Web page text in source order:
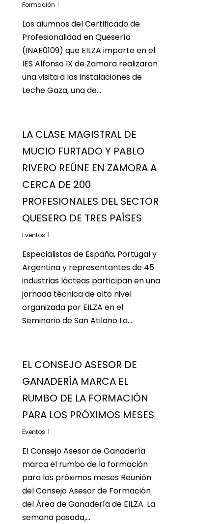
Formación
Los alumnos del Certificado de
Profesionalidad en Quesería
(INAE0109) que EILZA imparte en el
IES Alfonso IX de Zamora realizaron
una visita a las instalaciones de
Leche Gaza, una de…
LA CLASE MAGISTRAL DE
MUCIO FURTADO Y PABLO
RIVERO REÚNE EN ZAMORA A
CERCA DE 200
PROFESIONALES DEL SECTOR
QUESERO DE TRES PAÍSES
Eventos
Especialistas de España, Portugal y
Argentina y representantes de 45
industrias lácteas participan en una
jornada técnica de alto nivel
organizada por EILZA en el
Seminario de San Atilano La…
EL CONSEJO ASESOR DE
GANADERÍA MARCA EL
RUMBO DE LA FORMACIÓN
PARA LOS PRÓXIMOS MESES
Eventos
El Consejo Asesor de Ganadería
marca el rumbo de la formación
para los próximos meses Reunión
del Consejo Asesor de Formación
del Área de Ganadería de EILZA. La
semana pasada,…